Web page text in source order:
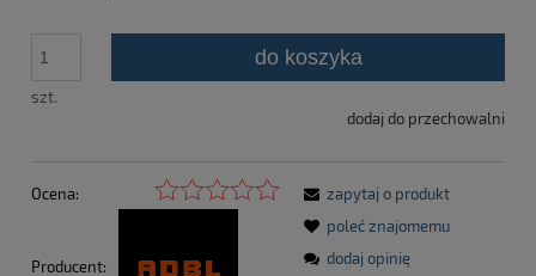
szt.
do koszyka
dodaj do przechowalni
Ocena:
Producent:
zapytaj o produkt
poleć znajomemu
dodaj opinię